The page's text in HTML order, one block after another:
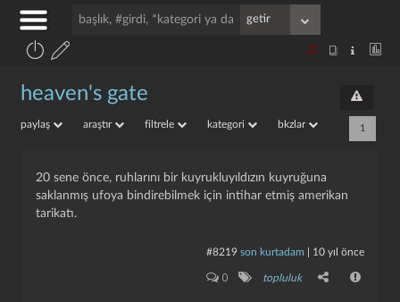
heaven's gate
paylaş araştır filtrele kategori bkzlar 1
20 sene önce, ruhlarını bir kuyrukluyıldızın kuyruğuna
saklanmış ufoya bindirebilmek için intihar etmiş amerikan
tarikatı.
#8219 son kurtadam 10 yıl önce
0 topluluk